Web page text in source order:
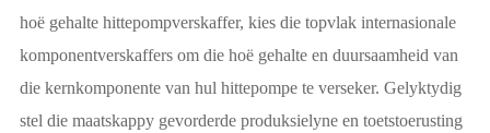
hoë gehalte hittepompverskaffer, kies die topvlak internasionale
komponentverskaffers om die hoë gehalte en duursaamheid van
die kernkomponente van hul hittepompe te verseker. Gelyktydig
stel die maatskappy gevorderde produksielyne en toetstoerusting